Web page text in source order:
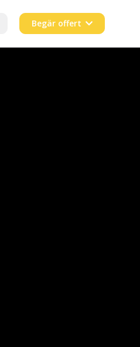
Begär offert